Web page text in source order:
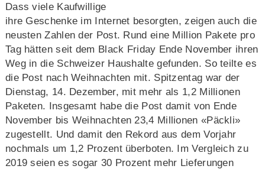
Dass viele Kaufwillige
ihre Geschenke im Internet besorgten, zeigen auch die
neusten Zahlen der Post. Rund eine Million Pakete pro
Tag hätten seit dem Black Friday Ende November ihren
Weg in die Schweizer Haushalte gefunden. So teilte es
die Post nach Weihnachten mit. Spitzentag war der
Dienstag, 14. Dezember, mit mehr als 1,2 Millionen
Paketen. Insgesamt habe die Post damit von Ende
November bis Weihnachten 23,4 Millionen «Päckli»
zugestellt. Und damit den Rekord aus dem Vorjahr
nochmals um 1,2 Prozent überboten. Im Vergleich zu
2019 seien es sogar 30 Prozent mehr Lieferungen